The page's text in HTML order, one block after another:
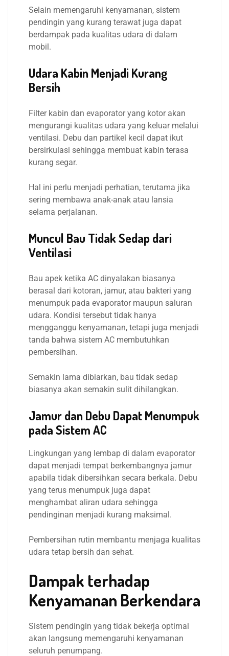
Selain memengaruhi kenyamanan, sistem
pendingin yang kurang terawat juga dapat
berdampak pada kualitas udara di dalam
mobil.
Udara Kabin Menjadi Kurang
Bersih
Filter kabin dan evaporator yang kotor akan
mengurangi kualitas udara yang keluar melalui
ventilasi. Debu dan partikel kecil dapat ikut
bersirkulasi sehingga membuat kabin terasa
kurang segar.
Hal ini perlu menjadi perhatian, terutama jika
sering membawa anak-anak atau lansia
selama perjalanan.
Muncul Bau Tidak Sedap dari
Ventilasi
Bau apek ketika AC dinyalakan biasanya
berasal dari kotoran, jamur, atau bakteri yang
menumpuk pada evaporator maupun saluran
udara. Kondisi tersebut tidak hanya
mengganggu kenyamanan, tetapi juga menjadi
tanda bahwa sistem AC membutuhkan
pembersihan.
Semakin lama dibiarkan, bau tidak sedap
biasanya akan semakin sulit dihilangkan.
Jamur dan Debu Dapat Menumpuk
pada Sistem AC
Lingkungan yang lembap di dalam evaporator
dapat menjadi tempat berkembangnya jamur
apabila tidak dibersihkan secara berkala. Debu
yang terus menumpuk juga dapat
menghambat aliran udara sehingga
pendinginan menjadi kurang maksimal.
Pembersihan rutin membantu menjaga kualitas
udara tetap bersih dan sehat.
Dampak terhadap
Kenyamanan Berkendara
Sistem pendingin yang tidak bekerja optimal
akan langsung memengaruhi kenyamanan
seluruh penumpang.